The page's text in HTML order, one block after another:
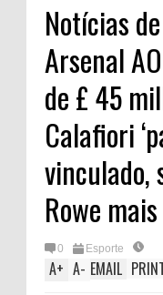
Notícias
Arsenal
de £ 45
Calafiori
vinculado,
Rowe
0 Esporte
A+ A- EMAIL